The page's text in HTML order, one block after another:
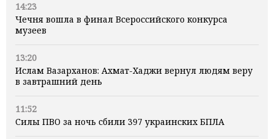
14:23
Чечня вошла в финал Всероссийского конкурса
музеев
13:20
Ислам Вазарханов: Ахмат-Хаджи вернул людям веру
в завтрашний день
11:52
Силы ПВО за ночь сбили 397 украинских БПЛА